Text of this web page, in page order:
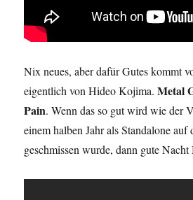
Nix neues, aber dafür Gutes kommt
eigentlich von Hideo Kojima.Metal
Pain. Wenn das so gut wird wie der
einem halben Jahr als Standalone auf
geschmissen wurde, dann gute Nacht